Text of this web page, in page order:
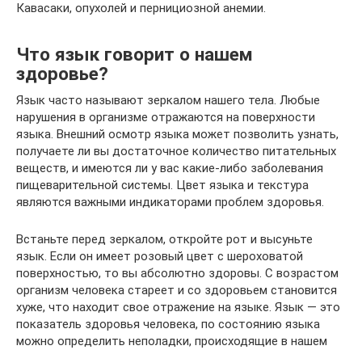
Кавасаки, опухолей и пернициозной анемии.
Что язык говорит о нашем
здоровье?
Язык часто называют зеркалом нашего тела. Любые
нарушения в организме отражаются на поверхности
языка. Внешний осмотр языка может позволить узнать,
получаете ли вы достаточное количество питательных
веществ, и имеются ли у вас какие-либо заболевания
пищеварительной системы. Цвет языка и текстура
являются важными индикаторами проблем здоровья.
Встаньте перед зеркалом, откройте рот и высуньте
язык. Если он имеет розовый цвет с шероховатой
поверхностью, то вы абсолютно здоровы. С возрастом
организм человека стареет и со здоровьем становится
хуже, что находит свое отражение на языке. Язык — это
показатель здоровья человека, по состоянию языка
можно определить неполадки, происходящие в нашем